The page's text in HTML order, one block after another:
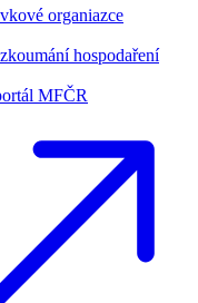
organiazce
hospodaření
MFČR